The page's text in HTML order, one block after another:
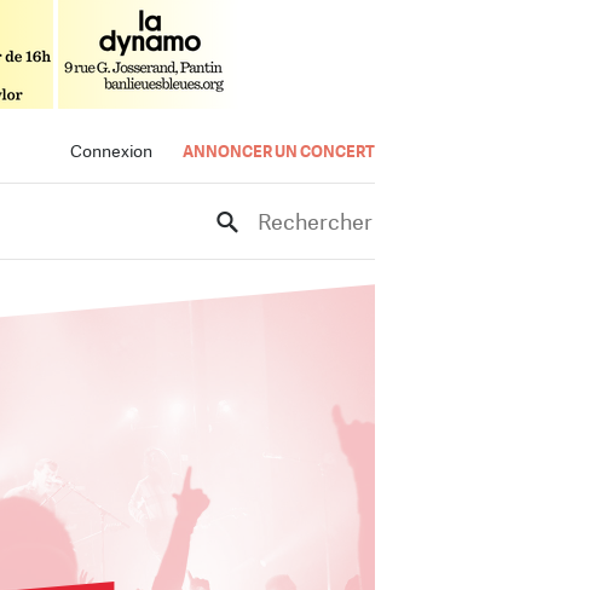
Connexion ANNONCER UN CONCERT
Rechercher